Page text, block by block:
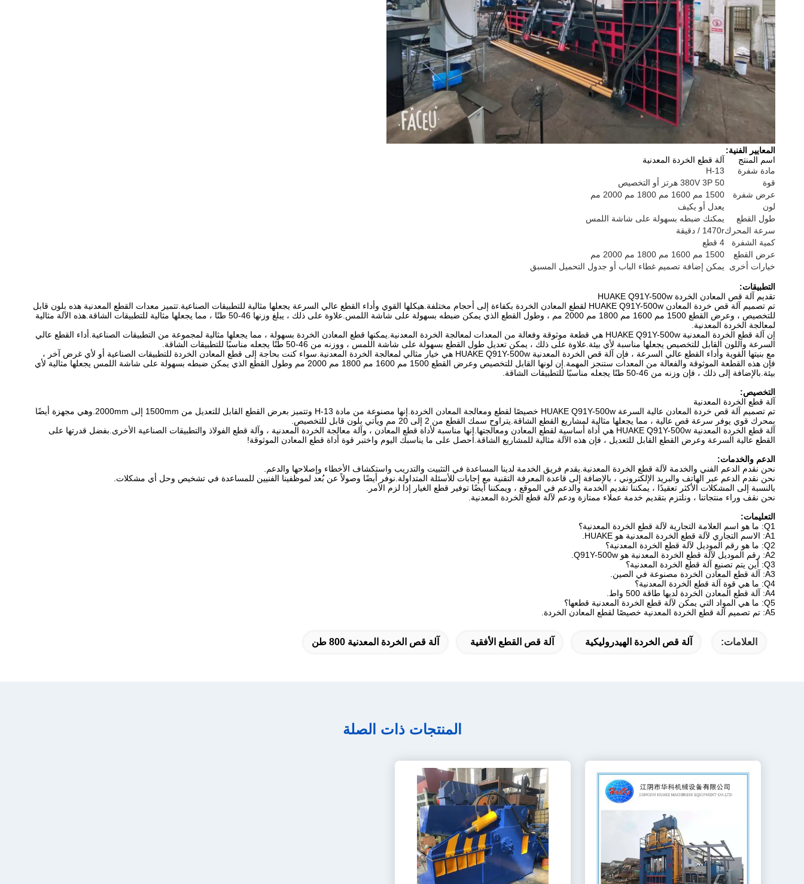
المعايير الفنية:
اسم المنتج
آلة قطع الخردة المعدنية
مادة شفرة
H-13
قوة
380V 3P 50 هرتز أو التخصيص
عرض شفرة
1500 مم 1600 مم 1800 مم 2000 مم
لون
يعدل أو يكيف
طول القطع
يمكنك ضبطه بسهولة على شاشة اللمس
سرعة المحرك1470r / دقيقة
كمية الشفرة
4 قطع
عرض القطع
1500 مم 1600 مم 1800 مم 2000 مم
خيارات أخرى
يمكن إضافة تصميم غطاء الباب أو جدول التحميل المسبق
التطبيقات:
تقديم آلة قص المعادن الخردة HUAKE Q91Y-500w
تم تصميم آلة قص خردة المعادن HUAKE Q91Y-500w لقطع المعادن الخردة بكفاءة إلى أحجام مختلفة.هيكلها القوي وأداء القطع عالي السرعة يجعلها مثالية للتطبيقات الصناعية.تتميز معدات القطع المعدنية هذه بلون قابل
للتخصيص ، وعرض القطع 1500 مم 1600 مم 1800 مم 2000 مم ، وطول القطع الذي يمكن ضبطه بسهولة على شاشة اللمس.علاوة على ذلك ، يبلغ وزنها 46-50 طنًا ، مما يجعلها مثالية للتطبيقات الشاقة.هذه الآلة مثالية
لمعالجة الخردة المعدنية.
إن آلة قطع الخردة المعدنية HUAKE Q91Y-500w هي قطعة موثوقة وفعالة من المعدات لمعالجة الخردة المعدنية.يمكنها قطع المعادن الخردة بسهولة ، مما يجعلها مثالية لمجموعة من التطبيقات الصناعية.أداء القطع عالي
السرعة واللون القابل للتخصيص يجعلها مناسبة لأي بيئة.علاوة على ذلك ، يمكن تعديل طول القطع بسهولة على شاشة اللمس ، ووزنه من 46-50 طنًا يجعله مناسبًا للتطبيقات الشاقة.
مع بنيتها القوية وأداء القطع عالي السرعة ، فإن آلة قص الخردة المعدنية HUAKE Q91Y-500w هي خيار مثالي لمعالجة الخردة المعدنية.سواء كنت بحاجة إلى قطع المعادن الخردة للتطبيقات الصناعية أو لأي غرض آخر ،
فإن هذه القطعة الموثوقة والفعالة من المعدات ستنجز المهمة.إن لونها القابل للتخصيص وعرض القطع 1500 مم 1600 مم 1800 مم 2000 مم وطول القطع الذي يمكن ضبطه بسهولة على شاشة اللمس يجعلها مثالية لأي
بيئة.بالإضافة إلى ذلك ، فإن وزنه من 46-50 طنًا يجعله مناسبًا للتطبيقات الشاقة.
التخصيص:
آلة قطع الخردة المعدنية
تم تصميم آلة قص خردة المعادن عالية السرعة HUAKE Q91Y-500w خصيصًا لقطع ومعالجة المعادن الخردة.إنها مصنوعة من مادة H-13 وتتميز بعرض القطع القابل للتعديل من 1500mm إلى 2000mm.وهي مجهزة أيضًا
بمحرك قوي يوفر سرعة قص عالية ، مما يجعلها مثالية لمشاريع القطع الشاقة.يتراوح سمك القطع من 2 إلى 20 مم ويأتي بلون قابل للتخصيص.
آلة قطع الخردة المعدنية HUAKE Q91Y-500w هي أداة أساسية لقطع المعادن ومعالجتها.إنها مناسبة لأداة قطع المعادن ، وآلة معالجة الخردة المعدنية ، وآلة قطع الفولاذ والتطبيقات الصناعية الأخرى.بفضل قدرتها على
القطع عالية السرعة وعرض القطع القابل للتعديل ، فإن هذه الآلة مثالية للمشاريع الشاقة.احصل على ما يناسبك اليوم واختبر قوة أداة قطع المعادن الموثوقة!
الدعم والخدمات:
نحن نقدم الدعم الفني والخدمة لآلة قطع الخردة المعدنية.يقدم فريق الخدمة لدينا المساعدة في التثبيت والتدريب واستكشاف الأخطاء وإصلاحها والدعم.
نحن نقدم الدعم عبر الهاتف والبريد الإلكتروني ، بالإضافة إلى قاعدة المعرفة التقنية مع إجابات للأسئلة المتداولة.نوفر أيضًا وصولاً عن بُعد لموظفينا الفنيين للمساعدة في تشخيص وحل أي مشكلات.
بالنسبة إلى المشكلات الأكثر تعقيدًا ، يمكننا تقديم الخدمة والدعم في الموقع ، ويمكننا أيضًا توفير قطع الغيار إذا لزم الأمر.
نحن نقف وراء منتجاتنا ، ونلتزم بتقديم خدمة عملاء ممتازة ودعم لآلة قطع الخردة المعدنية.
التعليمات:
Q1: ما هو اسم العلامة التجارية لآلة قطع الخردة المعدنية؟
A1: الاسم التجاري لآلة قطع الخردة المعدنية هو HUAKE.
Q2: ما هو رقم الموديل لآلة قطع الخردة المعدنية؟
A2: رقم الموديل لآلة قطع الخردة المعدنية هو Q91Y-500w.
Q3: أين يتم تصنيع آلة قطع الخردة المعدنية؟
A3: آلة قطع المعادن الخردة مصنوعة في الصين.
Q4: ما هي قوة آلة قطع الخردة المعدنية؟
A4: آلة قطع المعادن الخردة لديها طاقة 500 واط.
Q5: ما هي المواد التي يمكن لآلة قطع الخردة المعدنية قطعها؟
A5: تم تصميم آلة قطع الخردة المعدنية خصيصًا لقطع المعادن الخردة.
العلامات: آلة قص الخردة الهيدروليكية آلة قص القطع الأفقية آلة قص الخردة المعدنية 800 طن
المنتجات ذات الصلة